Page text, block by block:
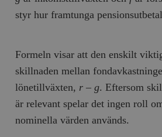
styr hur framtunga
Formeln visar att den enskilt
skillnaden mellan
lönetillväxten, r –g. Eftersom
är relevant spelar det ingen roll
nominella värden används.